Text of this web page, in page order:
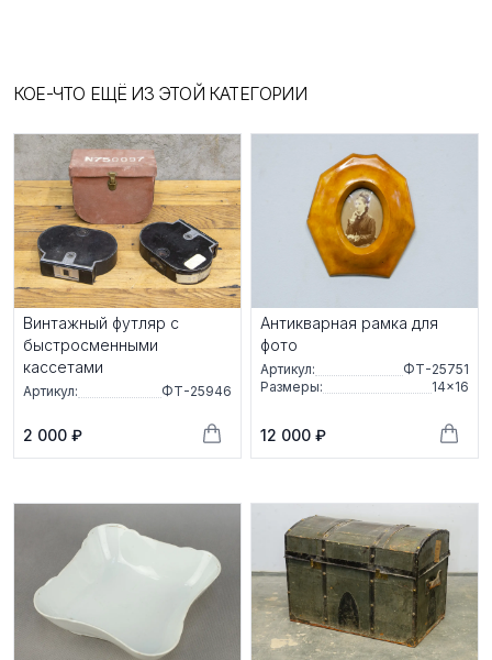
КОЕ-ЧТО ЕЩЁ ИЗ ЭТОЙ КАТЕГОРИИ
Винтажный футляр с
быстросменными
кассетами
Артикул: ФТ-25946
2 000 ₽
Антикварная рамка для
фото
Артикул:
ФТ-25751
Размеры:
14×16
12 000 ₽